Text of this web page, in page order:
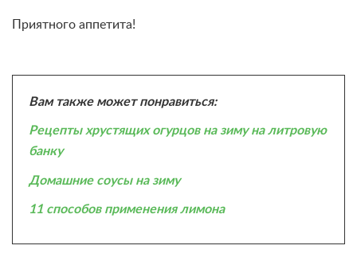
Приятного аппетита!
Вам также может понравиться:
Рецепты хрустящих огурцов на зиму на литровую
банку
Домашние соусы на зиму
11 способов применения лимона